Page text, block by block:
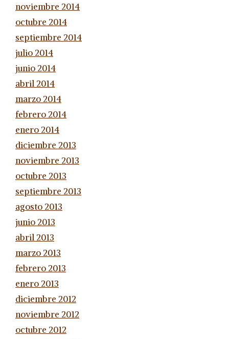
noviembre 2014
octubre 2014
septiembre 2014
julio 2014
junio 2014
abril 2014
marzo 2014
febrero 2014
enero 2014
diciembre 2013
noviembre 2013
octubre 2013
septiembre 2013
agosto 2013
junio 2013
abril 2013
marzo 2013
febrero 2013
enero 2013
diciembre 2012
noviembre 2012
octubre 2012